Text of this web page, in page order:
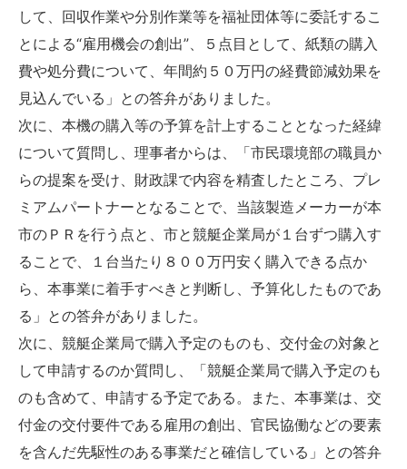
して、回収作業や分別作業等を福祉団体等に委託するこ
とによる“雇用機会の創出”、５点目として、紙類の購入
費や処分費について、年間約５０万円の経費節減効果を
見込んでいる」との答弁がありました。
次に、本機の購入等の予算を計上することとなった経緯
について質問し、理事者からは、「市民環境部の職員か
らの提案を受け、財政課で内容を精査したところ、プレ
ミアムパートナーとなることで、当該製造メーカーが本
市のＰＲを行う点と、市と競艇企業局が１台ずつ購入す
ることで、１台当たり８００万円安く購入できる点か
ら、本事業に着手すべきと判断し、予算化したものであ
る」との答弁がありました。
次に、競艇企業局で購入予定のものも、交付金の対象と
して申請するのか質問し、「競艇企業局で購入予定のも
のも含めて、申請する予定である。また、本事業は、交
付金の交付要件である雇用の創出、官民協働などの要素
を含んだ先駆性のある事業だと確信している」との答弁